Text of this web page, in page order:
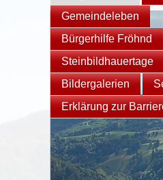
Gemeindeleben
Bürgerhilfe Fröhnd
Steinbildhauertage
Bildergalerien
Erklärung zur